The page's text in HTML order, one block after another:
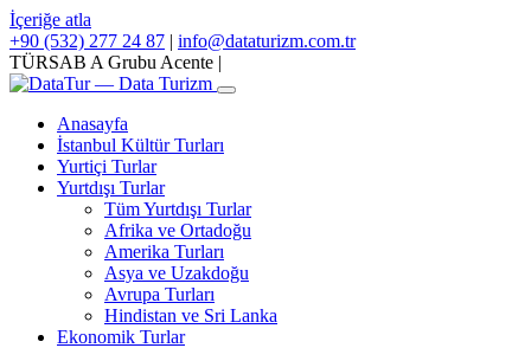
İçeriğe atla
+90 (532) 277 24 87 | info@dataturizm.com.tr
TÜRSAB A Grubu Acente |
Anasayfa
İstanbul Kültür Turları
Yurtiçi Turlar
Yurtdışı Turlar
Tüm Yurtdışı Turlar
Afrika ve Ortadoğu
Amerika Turları
Asya ve Uzakdoğu
Avrupa Turları
Hindistan ve Sri Lanka
Ekonomik Turlar